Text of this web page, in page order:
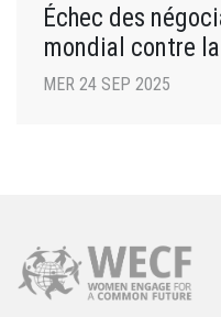
Échec des
mondial contre
MER 24 SEP 2025